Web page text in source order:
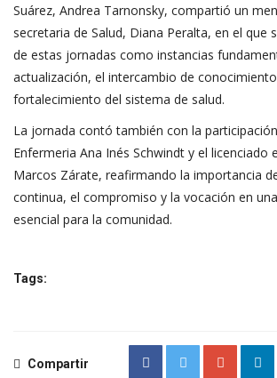
Suárez, Andrea Tarnonsky, compartió un
secretaria de Salud, Diana Peralta, en el que
de estas jornadas como instancias
actualización, el intercambio de
fortalecimiento del sistema de salud.
La jornada contó también con la
Enfermeria Ana Inés Schwindt y el licenciado
Marcos Zárate, reafirmando la importancia
continua, el compromiso y la vocación en
esencial para la comunidad.
Tags:
Compartir